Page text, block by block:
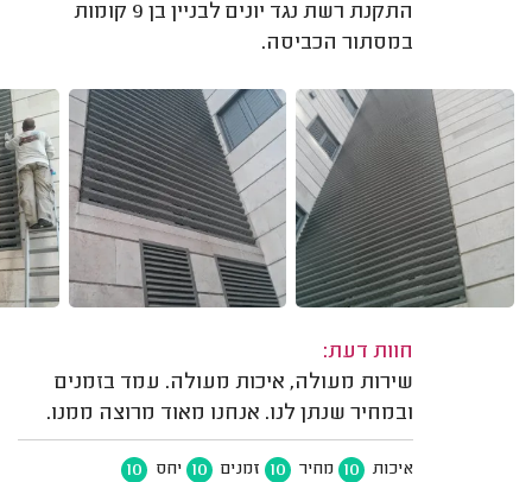
התקנת רשת נגד יונים לבניין בן 9 קומות
במסתור הכביסה.
חוות דעת:
שירות מעולה, איכות מעולה. עמד בזמנים
ובמחיר שנתן לנו. אנחנו מאוד מרוצה ממנו.
איכות 10 מחיר 10 זמנים 10 יחס 10